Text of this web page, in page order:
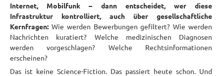
Internet, Mobilfunk – dann entscheidet, wer diese
Infrastruktur kontrolliert, auch über gesellschaftliche
Kernfragen: Wie werden Bewerbungen gefiltert? Wie werden
Nachrichten kuratiert? Welche medizinischen Diagnosen
werden vorgeschlagen? Welche Rechtsinformationen
erscheinen?
Das ist keine Science-Fiction. Das passiert heute schon. Und